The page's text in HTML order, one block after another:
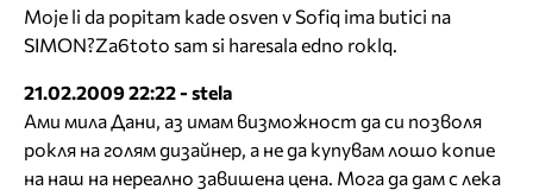
Moje li da popitam kade osven v Sofiq ima butici na
SIMON?Za6toto sam si haresala edno roklq.
21.02.2009 22:22 - stela
Ами мила Дани, аз имам визможност да си позволя
рокля на голям дизайнер, а не да купувам лошо копие
на наш на нереално завишена цена. Мога да дам с лека